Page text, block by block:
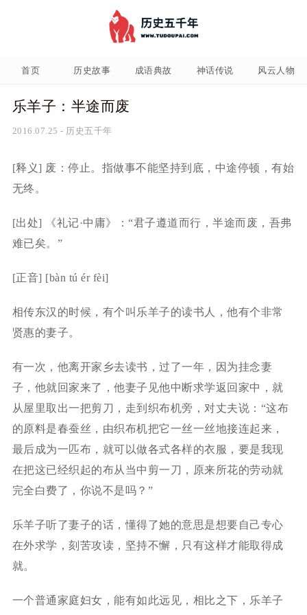
首页 历史故事 成语典故 神话传说 风云人物
乐羊子：半途而废
2016.07.25 - 历史五千年
[释义] 废：停止。指做事不能坚持到底，中途停顿，有始
无终。
[出处] 《礼记·中庸》：“君子遵道而行，半途而废，吾弗
难已矣。”
[正音] [bàn tú ér fèi]
相传东汉的时候，有个叫乐羊子的读书人，他有个非常
贤惠的妻子。
有一次，他离开家乡去读书，过了一年，因为挂念妻
子，他就回家来了，他妻子见他中断求学返回家中，就
从屋里取出一把剪刀，走到织布机旁，对丈夫说：“这布
的原料是春蚕丝，由织布机把它一丝一丝地接连起来，
最后成为一匹布，就可以做各式各样的衣服，要是我现
在把这已经织起的布从当中剪一刀，原来所花的劳动就
完全白费了，你说不是吗？”
乐羊子听了妻子的话，懂得了她的意思是想要自己专心
在外求学，刻苦攻读，坚持不懈，只有这样才能取得成
就。
一个普通家庭妇女，能有如此远见，相比之下，乐羊子